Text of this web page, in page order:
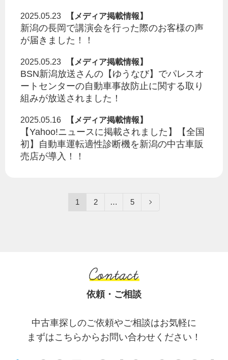
2025.05.23 【メディア掲載情報】
新潟の長岡で講演会を行った際のお客様の声
が届きました！！
2025.05.23 【メディア掲載情報】
BSN新潟放送さんの【ゆうなび】でパレスオ
ートセンターの自動車事故防止に関する取り
組みが放送されました！
2025.05.16 【メディア掲載情報】
【Yahoo!ニュースに掲載されました】【全国
初】自動車運転適性診断機を新潟の中古車販
売店が導入！！
1 2 … 5
依頼・ご相談
中古車探しのご依頼やご相談はお気軽に
まずはこちらからお問い合わせください！